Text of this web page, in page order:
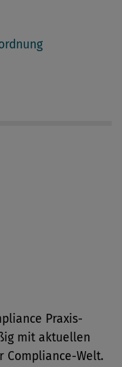
Praxis-
mit aktuellen
Compliance-Welt.